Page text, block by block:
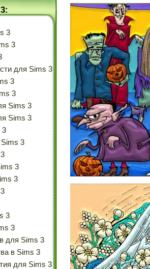
3
3
для Sims 3
3
3
Sims 3
Sims 3
3
3
3
3
3
3
для Sims 3
в Sims 3
для Sims 3